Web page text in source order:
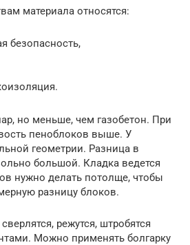
материала относятся:
безопасность,
но меньше, чем газобетон. При
пеноблоков выше. У
геометрии. Разница в
большой. Кладка ведется
нужно делать потолще, чтобы
разницу блоков.
режутся, штробятся
Можно применять болгарку